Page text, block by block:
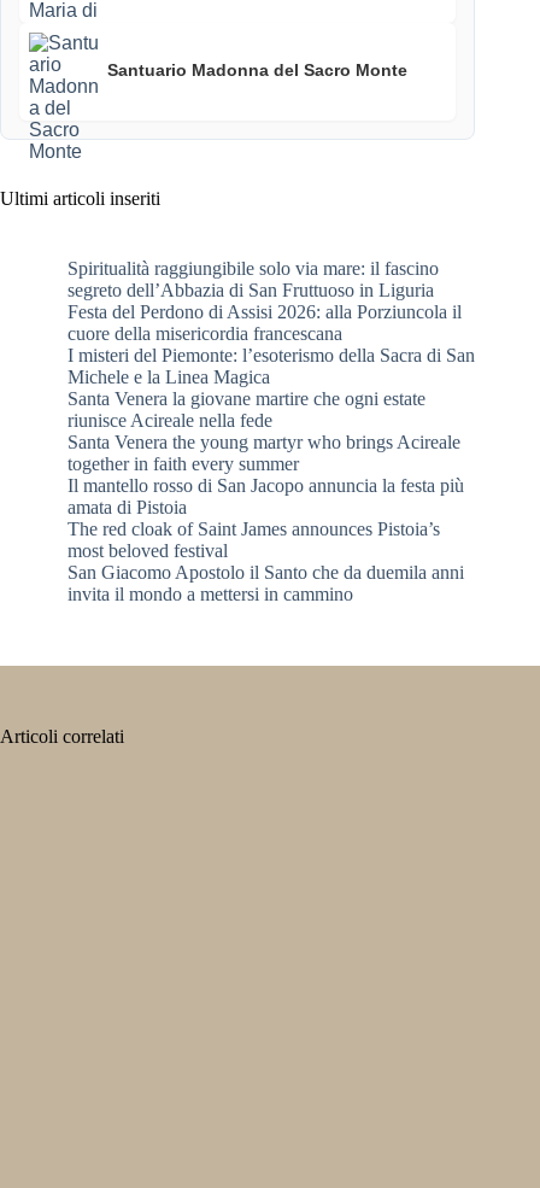
Santuario Madonna del Sacro Monte
Ultimi articoli inseriti
Spiritualità raggiungibile solo via mare: il fascino
segreto dell’Abbazia di San Fruttuoso in Liguria
Festa del Perdono di Assisi 2026: alla Porziuncola il
cuore della misericordia francescana
I misteri del Piemonte: l’esoterismo della Sacra di San
Michele e la Linea Magica
Santa Venera la giovane martire che ogni estate
riunisce Acireale nella fede
Santa Venera the young martyr who brings Acireale
together in faith every summer
Il mantello rosso di San Jacopo annuncia la festa più
amata di Pistoia
The red cloak of Saint James announces Pistoia’s
most beloved festival
San Giacomo Apostolo il Santo che da duemila anni
invita il mondo a mettersi in cammino
Articoli correlati